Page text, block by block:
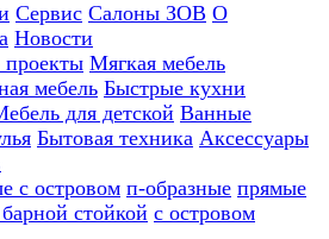
Сервис Салоны ЗОВ О
Новости
Мягкая мебель
мебель Быстрые кухни
для детской Ванные
Бытовая техника Аксессуары
с островом п-образные прямые
стойкой с островом